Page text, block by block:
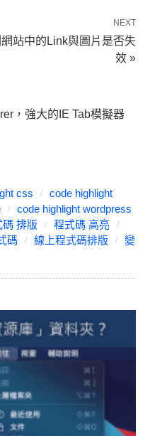
NEXT
站中的Link與圖片是否失
效 »
，強大的IE Tab模擬器
css
code highlight
code highlight wordpress
碼 排版
程式碼 高亮
碼 線上程式碼排版
變